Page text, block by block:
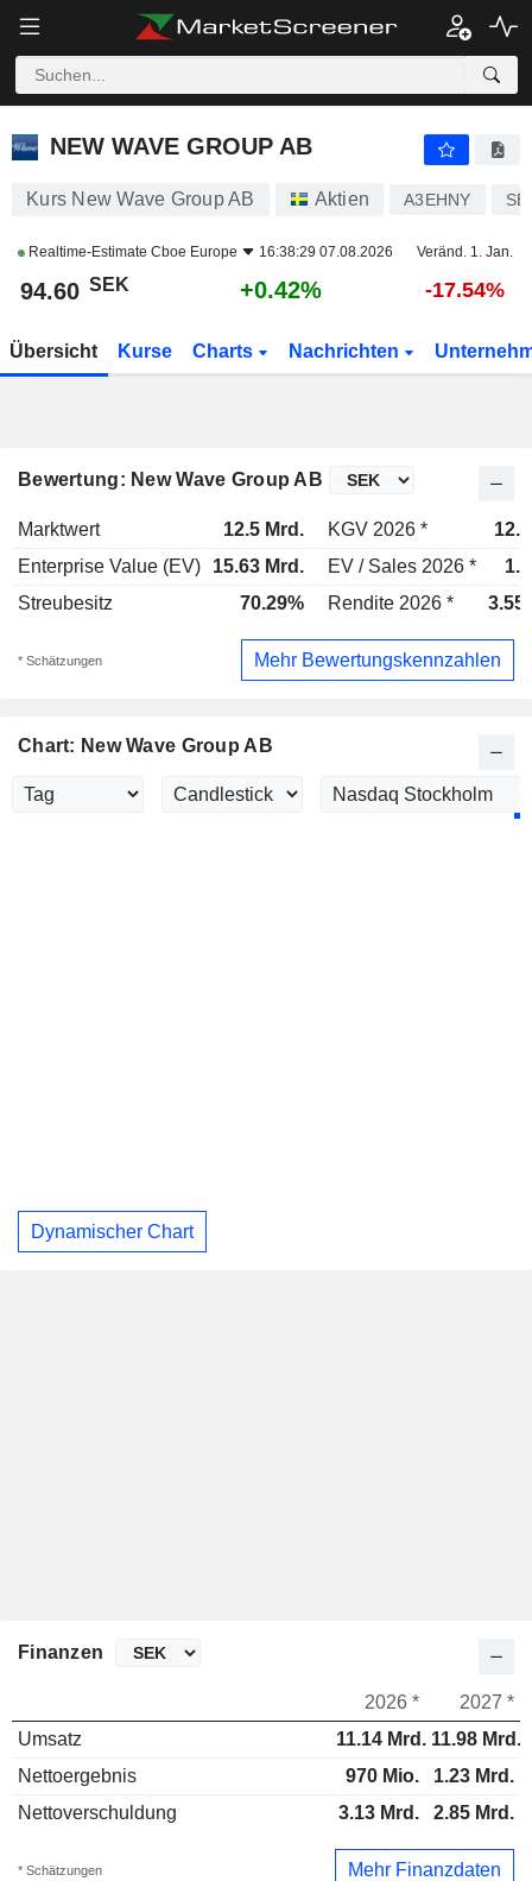
NEW WAVE GROUP AB
NEW WAVE GROUP AB
Kurs New Wave Group AB Aktien A3EHNY
Realtime-Estimate Cboe Europe 16:38:29 07.08.2026 Veränd. 1. Jan.
94.60 SEK +0.42% -17.54%
Übersicht Kurse Charts Nachrichten
Bewertung: New Wave Group AB
Marktwert 12.5 Mrd. KGV 2026 *
Enterprise Value (EV)
15.63 Mrd. EV / Sales 2026 *
Streubesitz
70.29% Rendite 2026 *
* Schätzungen Mehr Bewertungskennzahlen
Chart: New Wave Group AB
Dynamischer Chart
Finanzen
2026 *
2027 *
Umsatz
11.14 Mrd. 11.98 Mrd.
Nettoergebnis
970 Mio.
1.23 Mrd.
Nettoverschuldung
3.13 Mrd. 2.85 Mrd.
* Schätzungen Mehr Finanzdaten